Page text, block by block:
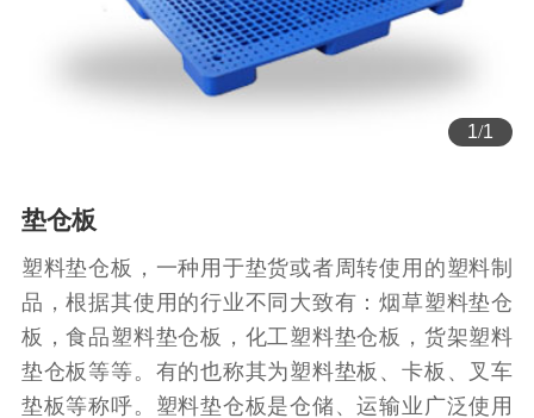
1/1
垫仓板
塑料垫仓板，一种用于垫货或者周转使用的塑料制
品，根据其使用的行业不同大致有：烟草塑料垫仓
板，食品塑料垫仓板，化工塑料垫仓板，货架塑料
垫仓板等等。有的也称其为塑料垫板、卡板、叉车
垫板等称呼。塑料垫仓板是仓储、运输业广泛使用